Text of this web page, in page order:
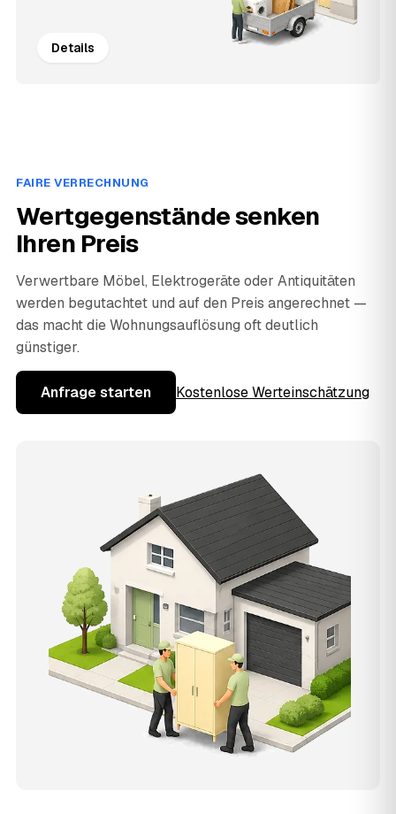
Details
FAIRE VERRECHNUNG
Wertgegenstände senken
Ihren Preis
Verwertbare Möbel, Elektrogeräte oder Antiquitäten
werden begutachtet und auf den Preis angerechnet —
das macht die Wohnungsauflösung oft deutlich
günstiger.
Anfrage starten Kostenlose Werteinschätzung